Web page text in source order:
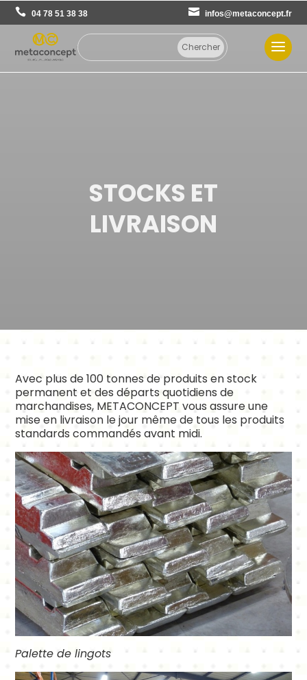
04 78 51 38 38 infos@metaconcept.fr
STOCKS ET
LIVRAISON
Avec plus de 100 tonnes de produits en stock
permanent et des départs quotidiens de
marchandises, METACONCEPT vous assure une
mise en livraison le jour même de tous les produits
standards commandés avant midi.
Palette de lingots